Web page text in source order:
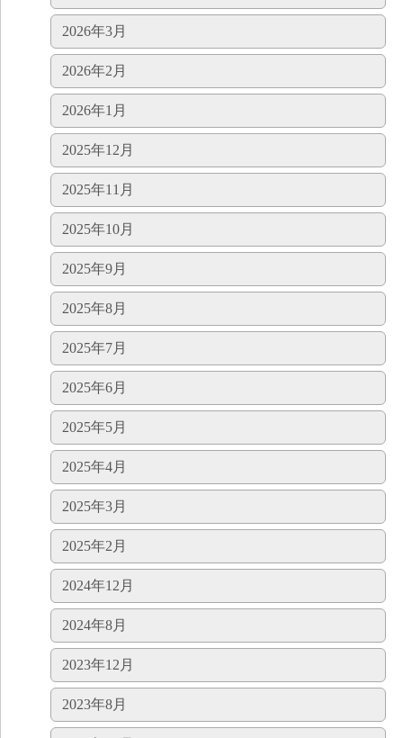
2026年3月
2026年2月
2026年1月
2025年12月
2025年11月
2025年10月
2025年9月
2025年8月
2025年7月
2025年6月
2025年5月
2025年4月
2025年3月
2025年2月
2024年12月
2024年8月
2023年12月
2023年8月